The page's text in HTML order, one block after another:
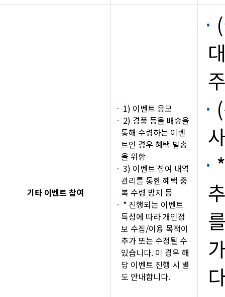
기타 이벤트 참여
1) 이벤트 응모
2) 경품 등을 배송을
통해 수령하는 이벤
트인 경우 혜택 발송
을 위함
3) 이벤트 참여 내역
관리를 통한 혜택 중
복 수령 방지 등
* 진행되는 이벤트
특성에 따라 개인정
보 수집/이용 목적이
추가 또는 수정될 수
있습니다. 이 경우 해
당 이벤트 진행 시 별
도 안내합니다.